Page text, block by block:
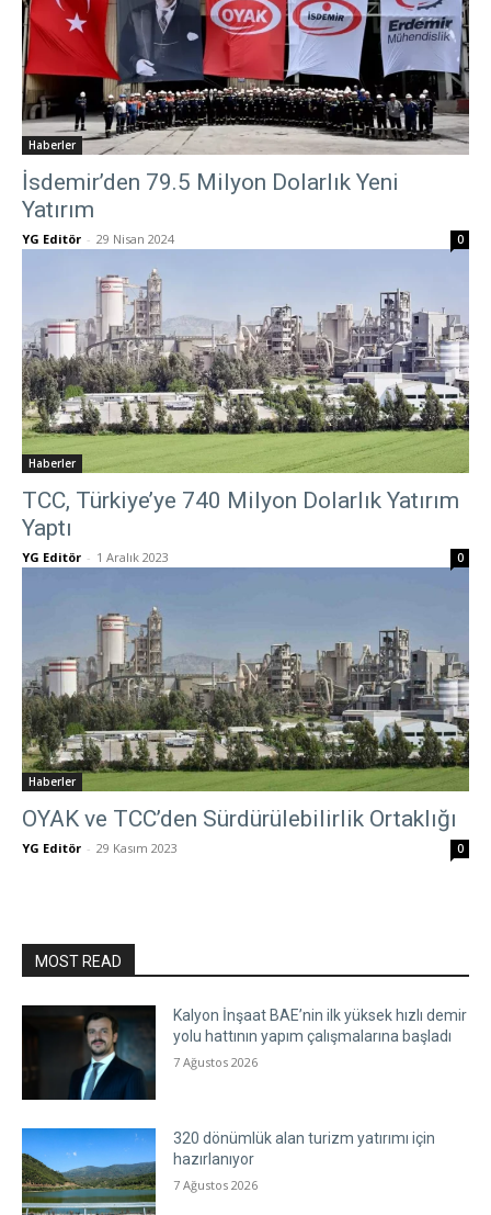
Haberler
İsdemir’den 79.5 Milyon Dolarlık Yeni
Yatırım
YG Editör - 29 Nisan 2024 0
Haberler
TCC, Türkiye’ye 740 Milyon Dolarlık Yatırım
Yaptı
YG Editör - 1 Aralık 2023 0
Haberler
OYAK ve TCC’den Sürdürülebilirlik Ortaklığı
YG Editör - 29 Kasım 2023 0
MOST READ
Kalyon İnşaat BAE’nin ilk yüksek hızlı demir
yolu hattının yapım çalışmalarına başladı
7 Ağustos 2026
320 dönümlük alan turizm yatırımı için
hazırlanıyor
7 Ağustos 2026